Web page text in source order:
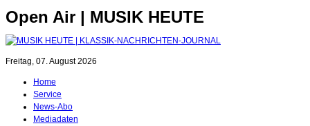
Open Air | MUSIK HEUTE
Freitag, 07. August 2026
Home
Service
News-Abo
Mediadaten